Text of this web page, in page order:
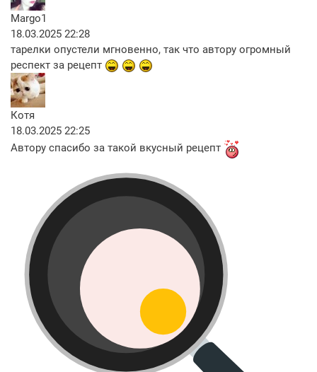
Margo1
18.03.2025 22:28
тарелки опустели мгновенно, так что автору огромный
респект за рецепт
Котя
18.03.2025 22:25
Автору спасибо за такой вкусный рецепт